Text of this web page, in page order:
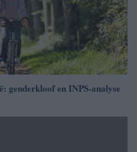
genderkloof en INPS-analyse